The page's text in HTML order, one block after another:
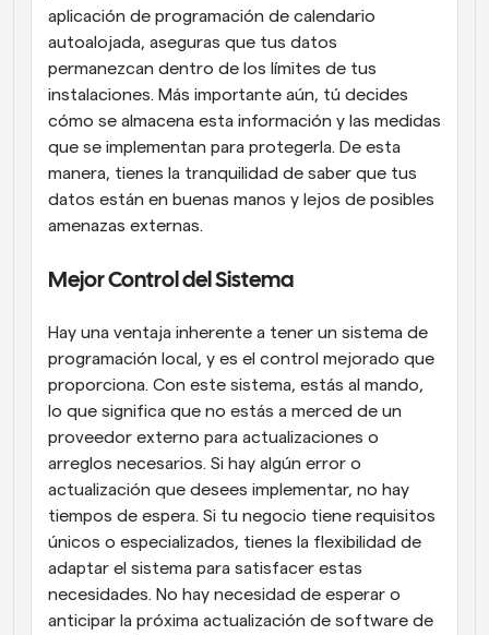
aplicación de programación de calendario
autoalojada, aseguras que tus datos
permanezcan dentro de los límites de tus
instalaciones. Más importante aún, tú decides
cómo se almacena esta información y las medidas
que se implementan para protegerla. De esta
manera, tienes la tranquilidad de saber que tus
datos están en buenas manos y lejos de posibles
amenazas externas.
Mejor Control del Sistema
Hay una ventaja inherente a tener un sistema de
programación local, y es el control mejorado que
proporciona. Con este sistema, estás al mando,
lo que significa que no estás a merced de un
proveedor externo para actualizaciones o
arreglos necesarios. Si hay algún error o
actualización que desees implementar, no hay
tiempos de espera. Si tu negocio tiene requisitos
únicos o especializados, tienes la flexibilidad de
adaptar el sistema para satisfacer estas
necesidades. No hay necesidad de esperar o
anticipar la próxima actualización de software de